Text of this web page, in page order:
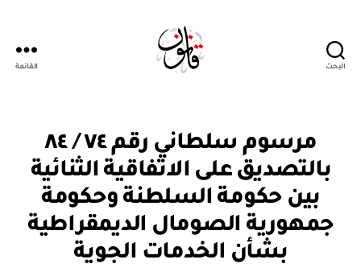
البحث القائمة
التصنيفات
مرسوم سلطاني رقم ٧٤ / ٨٤
بالتصديق على الاتفاقية الثنائية
بين حكومة السلطنة وحكومة
جمهورية الصومال الديمقراطية
بشأن الخدمات الجوية
س